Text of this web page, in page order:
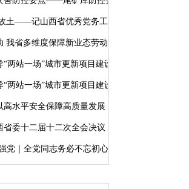
土——记山西省优秀党务工作...
我省多维度保障新业态劳动者...
两站一场”城市更新项目建设
两站一场”城市更新项目建设
高水平安全保障高质量发展
省委十二届十二次全会决议
党｜全党同志务必不忘初心、...